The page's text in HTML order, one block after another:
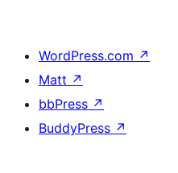
WordPress.com ↗
Matt ↗
bbPress ↗
BuddyPress ↗